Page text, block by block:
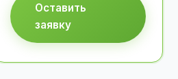
Оставить
заявку